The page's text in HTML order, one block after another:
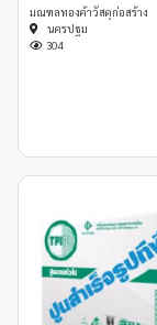
มณฑลทองค้าวัสดุก่อสร้าง
นครปฐม
304